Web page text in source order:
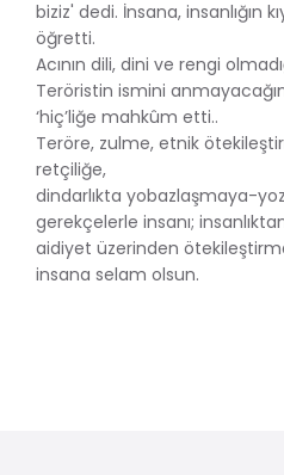
biziz' dedi. İnsana, insanlığın
öğretti.
Acının dili, dini ve rengi
Teröristin ismini
‘hiç’liğe mahkûm etti..
Teröre, zulme, etnik
retçiliğe,
dindarlıkta yobazlaşmaya-
gerekçelerle insanı;
aidiyet üzerinden
insana selam olsun.